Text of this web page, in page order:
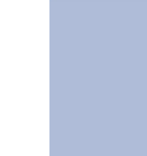
ジェニファー・
ブゲート」事件
コリンズは被害
ートな写真を盗